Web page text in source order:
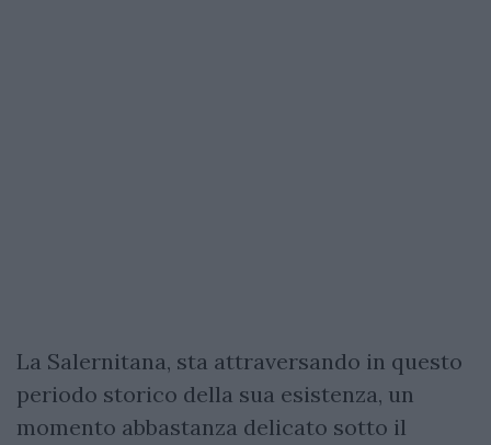
La Salernitana, sta attraversando in questo
periodo storico della sua esistenza, un
momento abbastanza delicato sotto il